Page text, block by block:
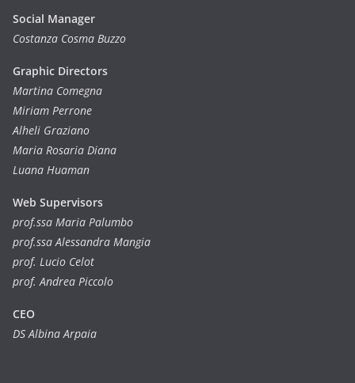
Social Manager
Costanza Cosma Buzzo
Graphic Directors
Martina Comegna
Miriam Perrone
Alheli Graziano
Maria Rosaria Diana
Luana Huaman
Web Supervisors
prof.ssa Maria Palumbo
prof.ssa Alessandra Mangia
prof. Lucio Celot
prof. Andrea Piccolo
CEO
DS Albina Arpaia